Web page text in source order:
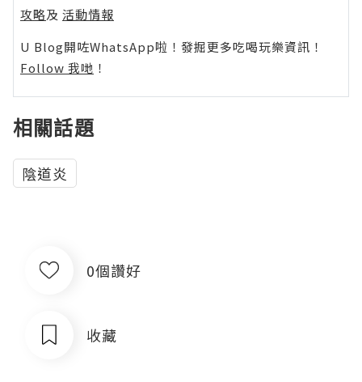
攻略及 活動情報
U Blog開咗WhatsApp啦！發掘更多吃喝玩樂資訊！
Follow 我哋 ！
相關話題
陰道炎
0個讚好
收藏